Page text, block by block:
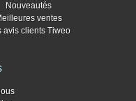
Nouveautés
ventes
avis clients Tiweo